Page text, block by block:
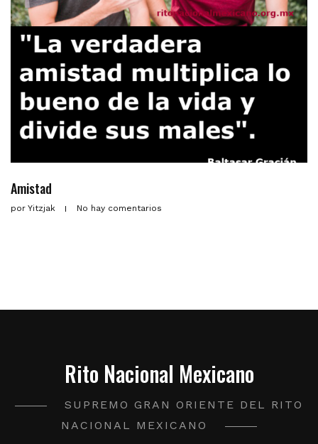
Amistad
por Yitzjak No hay comentarios
Rito Nacional Mexicano
SUPREMO GRAN ORIENTE DEL RITO
NACIONAL MEXICANO